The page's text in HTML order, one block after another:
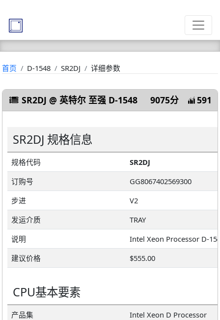
首页 D-1548 SR2DJ 详细参数
SR2DJ @ 英特尔 至强 D-1548 9075分 591
SR2DJ 规格信息
规格代码
SR2DJ
订购号
GG8067402569300
步进
V2
发运介质
TRAY
说明
建议价格
$555.00
CPU基本要素
产品集
Intel Xeon D Processor